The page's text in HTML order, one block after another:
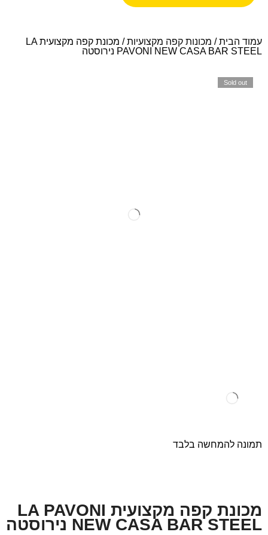
עמוד הבית/ מכונות קפה מקצועיות
/ מכונת קפה מקצועית LA
PAVONI NEW CASA BAR STEEL נירוסטה
Sold out
תמונה להמחשה בלבד
מכונת קפה מקצועית LA PAVONI
NEW CASA BAR STEEL נירוסטה